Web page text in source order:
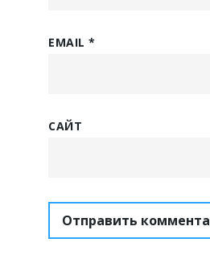
EMAIL*
САЙТ